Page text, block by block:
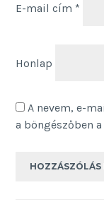
E-mail cím *
Honlap
A nevem, e-
a böngészőben